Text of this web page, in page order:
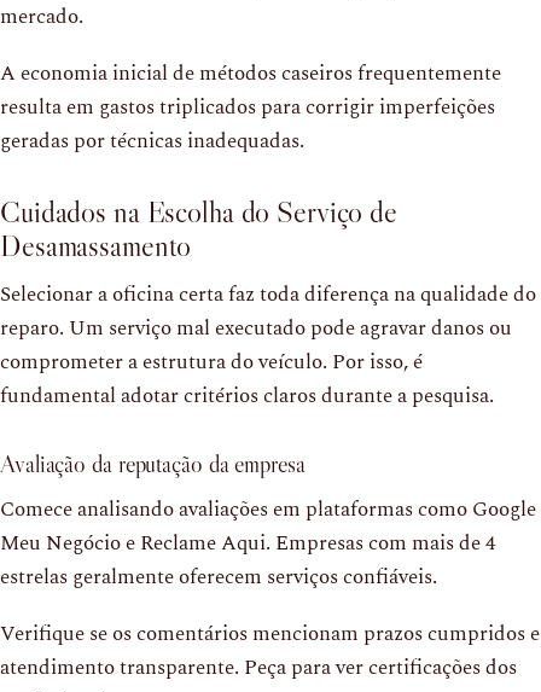
mercado.
A economia inicial de métodos caseiros frequentemente
resulta em gastos triplicados para corrigir imperfeições
geradas por técnicas inadequadas.
Cuidados na Escolha do Serviço de
Desamassamento
Selecionar a oficina certa faz toda diferença na qualidade do
reparo. Um serviço mal executado pode agravar danos ou
comprometer a estrutura do veículo. Por isso, é
fundamental adotar critérios claros durante a pesquisa.
Avaliação da reputação da empresa
Comece analisando avaliações em plataformas como Google
Meu Negócio e Reclame Aqui. Empresas com mais de 4
estrelas geralmente oferecem serviços confiáveis.
Verifique se os comentários mencionam prazos cumpridos e
atendimento transparente. Peça para ver certificações dos